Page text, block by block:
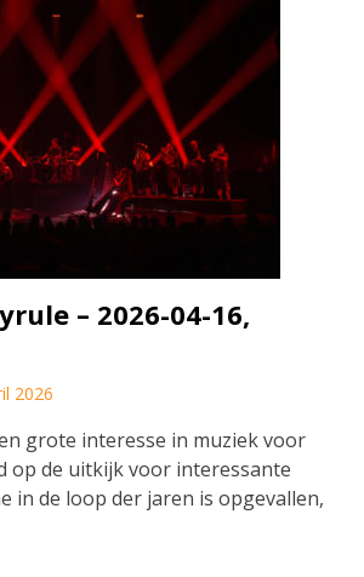
– 2026-04-16,
2026
grote interesse in muziek voor
op de uitkijk voor interessante
in de loop der jaren is opgevallen,